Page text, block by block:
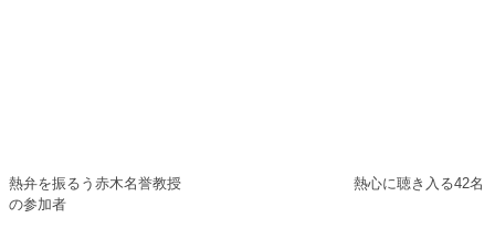
熱弁を振るう赤木名誉教授 熱心に聴き入る42名
の参加者